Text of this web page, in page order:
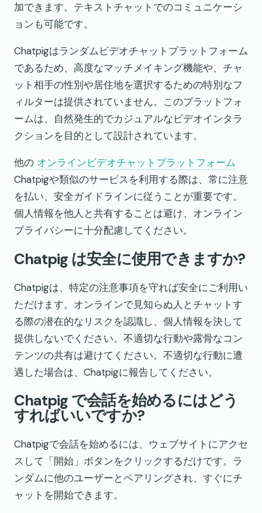
加できます。テキストチャットでのコミュニケーシ
ョンも可能です。
Chatpigはランダムビデオチャットプラットフォーム
であるため、高度なマッチメイキング機能や、チャ
ット相手の性別や居住地を選択するための特別なフ
ィルターは提供されていません。このプラットフォ
ームは、自然発生的でカジュアルなビデオインタラ
クションを目的として設計されています。
他の オンラインビデオチャットプラットフォーム
Chatpigや類似のサービスを利用する際は、常に注意
を払い、安全ガイドラインに従うことが重要です。
個人情報を他人と共有することは避け、オンライン
プライバシーに十分配慮してください。
Chatpig は安全に使用できますか?
Chatpigは、特定の注意事項を守れば安全にご利用い
ただけます。オンラインで見知らぬ人とチャットす
る際の潜在的なリスクを認識し、個人情報を決して
提供しないでください。不適切な行動や露骨なコン
テンツの共有は避けてください。不適切な行動に遭
遇した場合は、Chatpigに報告してください。
Chatpig で会話を始めるにはどう
すればいいですか?
Chatpigで会話を始めるには、ウェブサイトにアクセ
スして「開始」ボタンをクリックするだけです。ラ
ンダムに他のユーザーとペアリングされ、すぐにチ
ャットを開始できます。